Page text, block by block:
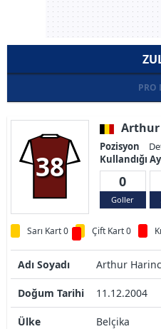
PRO
38
Pozisyon
Kullandığı
0
Goller
Sarı Kart 0 Çift Kart 0
Adı Soyadı Arthur
Doğum Tarihi 11.12.2004
Ülke Belçika